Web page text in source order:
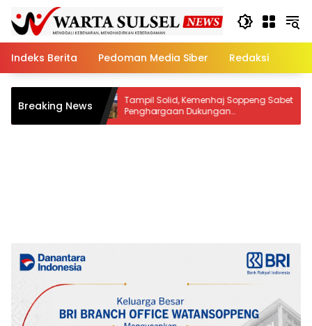
content
Indeks Berita
Pedoman Media Siber Redaksi
Breaking News
Tampil Solid, Kemenhaj Soppeng Sabet
Penghargaan Dukungan
Penyelenggaraan Kesehatan Haji Terbaik
Ratusan